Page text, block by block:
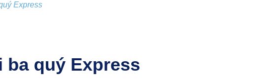
Express
ba quý Express